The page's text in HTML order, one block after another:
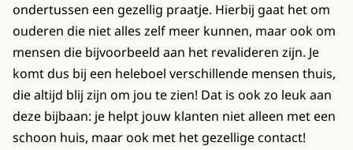
ondertussen een gezellig praatje. Hierbij gaat het om
ouderen die niet alles zelf meer kunnen, maar ook om
mensen die bijvoorbeeld aan het revalideren zijn. Je
komt dus bij een heleboel verschillende mensen thuis,
die altijd blij zijn om jou te zien! Dat is ook zo leuk aan
deze bijbaan: je helpt jouw klanten niet alleen met een
schoon huis, maar ook met het gezellige contact!